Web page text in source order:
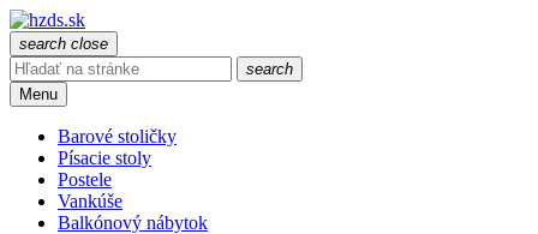
search close
search
Menu
Barové stoličky
Písacie stoly
Postele
Vankúše
Balkónový nábytok